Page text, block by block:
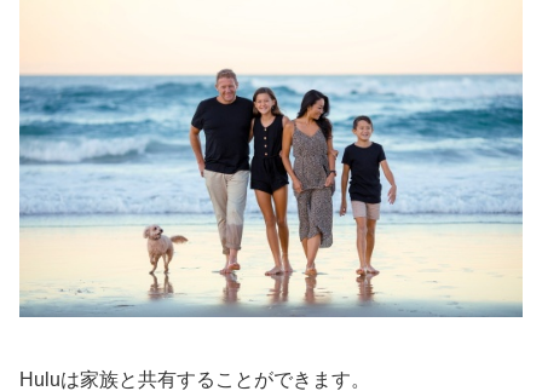
Huluは家族と共有することができます。